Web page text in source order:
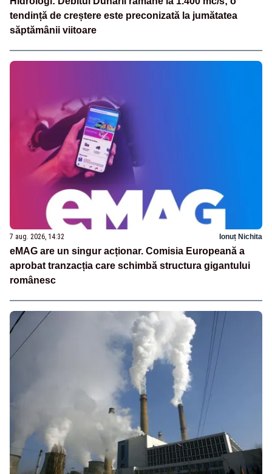
tendință de creștere este preconizată la jumătatea
săptămânii viitoare
7 aug. 2026, 14:32 Ionuț Nichita
eMAG are un singur acționar. Comisia Europeană a
aprobat tranzacția care schimbă structura gigantului
românesc